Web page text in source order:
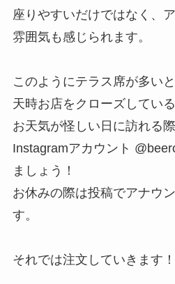
座りやすいだけではなく、
雰囲気も感じられます。
このようにテラス席が多い
天時お店をクローズしている
お天気が怪しい日に訪れる
Instagramアカウント
ましょう！
お休みの際は投稿でアナウ
す。
それでは注文していきます！